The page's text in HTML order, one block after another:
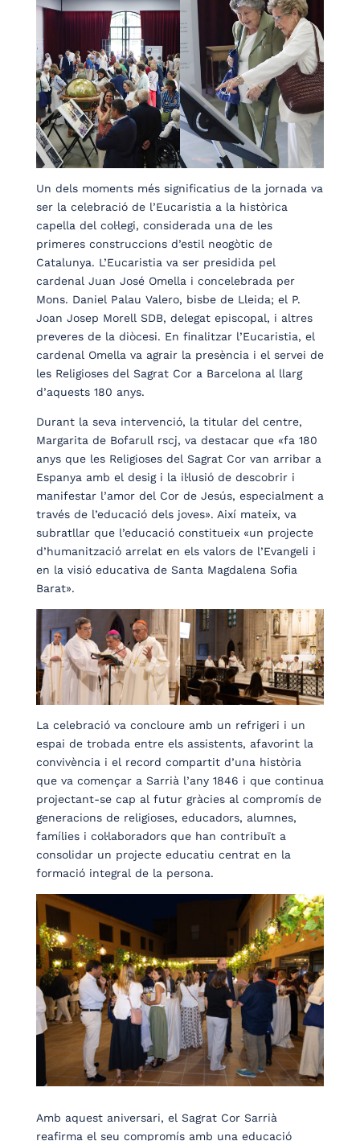
Un dels moments més significatius de la jornada va
ser la celebració de l’Eucaristia a la històrica
capella del col·legi, considerada una de les
primeres construccions d’estil neogòtic de
Catalunya. L’Eucaristia va ser presidida pel
cardenal Juan José Omella i concelebrada per
Mons. Daniel Palau Valero, bisbe de Lleida; el P.
Joan Josep Morell SDB, delegat episcopal, i altres
preveres de la diòcesi. En finalitzar l’Eucaristia, el
cardenal Omella va agrair la presència i el servei de
les Religioses del Sagrat Cor a Barcelona al llarg
d’aquests 180 anys.
Durant la seva intervenció, la titular del centre,
Margarita de Bofarull rscj, va destacar que «fa 180
anys que les Religioses del Sagrat Cor van arribar a
Espanya amb el desig i la il·lusió de descobrir i
manifestar l’amor del Cor de Jesús, especialment a
través de l’educació dels joves». Així mateix, va
subratllar que l’educació constitueix «un projecte
d’humanització arrelat en els valors de l’Evangeli i
en la visió educativa de Santa Magdalena Sofia
Barat».
La celebració va concloure amb un refrigeri i un
espai de trobada entre els assistents, afavorint la
convivència i el record compartit d’una història
que va començar a Sarrià l’any 1846 i que continua
projectant-se cap al futur gràcies al compromís de
generacions de religioses, educadors, alumnes,
famílies i col·laboradors que han contribuït a
consolidar un projecte educatiu centrat en la
formació integral de la persona.
Amb aquest aniversari, el Sagrat Cor Sarrià
reafirma el seu compromís amb una educació